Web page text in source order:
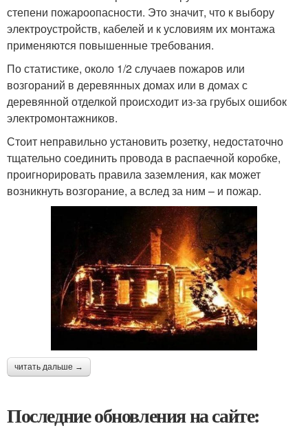
степени пожароопасности. Это значит, что к выбору
электроустройств, кабелей и к условиям их монтажа
применяются повышенные требования.
По статистике, около 1/2 случаев пожаров или
возгораний в деревянных домах или в домах с
деревянной отделкой происходит из-за грубых ошибок
электромонтажников.
Стоит неправильно установить розетку, недостаточно
тщательно соединить провода в распаечной коробке,
проигнорировать правила заземления, как может
возникнуть возгорание, а вслед за ним – и пожар.
читать дальше →
Последние обновления на сайте: